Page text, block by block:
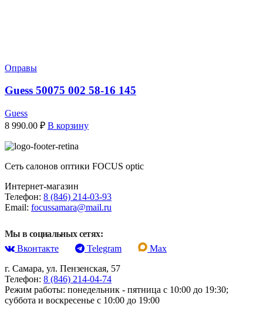
Оправы
Guess 50075 002 58-16 145
Guess
8 990.00 ₽ В корзину
Сеть салонов оптики FOCUS optic
Интернет-магазин
Телефон: 8 (846) 214-03-93
Email: focussamara@mail.ru
Мы в социальных сетях:
Вконтакте
Telegram
Max
г. Самара, ул. Пензенская, 57
Телефон: 8 (846) 214-04-74
Режим работы: понедельник - пятница с 10:00 до 19:30;
суббота и воскресенье с 10:00 до 19:00